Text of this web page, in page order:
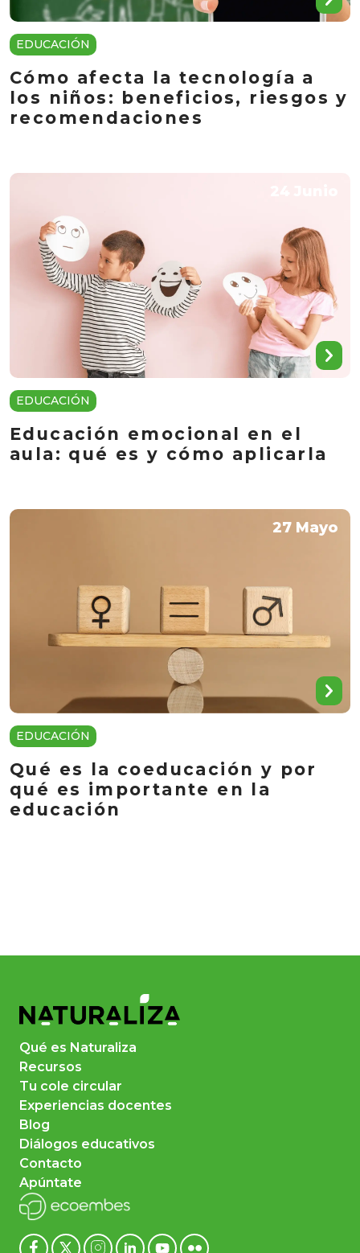
EDUCACIÓN
Cómo afecta la tecnología a
los niños: beneficios, riesgos y
recomendaciones
EDUCACIÓN
Educación emocional en el
aula: qué es y cómo aplicarla
27 Mayo
EDUCACIÓN
Qué es la coeducación y por
qué es importante en la
educación
Qué es Naturaliza
Recursos
Tu cole circular
Experiencias docentes
Blog
Diálogos educativos
Contacto
Apúntate